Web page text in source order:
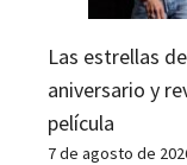
Las estrellas
aniversario y
película
7 de agosto de